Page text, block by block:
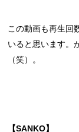
この動画も再生回
いると思います。
（笑）。
【SANKO】